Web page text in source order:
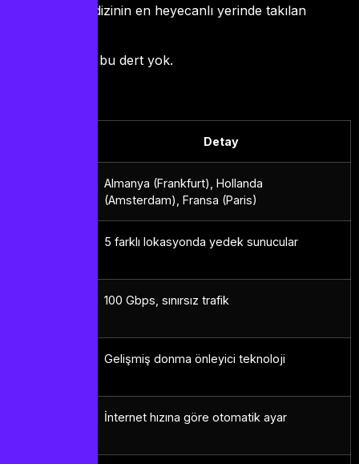
donan ekran, dizinin en heyecanlı yerinde takılan
‘de bu dert yok.
Detay
Almanya (Frankfurt), Hollanda
(Amsterdam), Fransa (Paris)
5 farklı lokasyonda yedek sunucular
100 Gbps, sınırsız trafik
Gelişmiş donma önleyici teknoloji
İnternet hızına göre otomatik ayar